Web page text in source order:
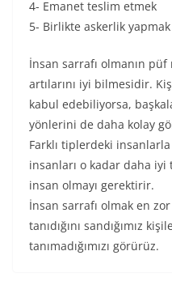
4- Emanet teslim etmek
5- Birlikte askerlik yapmak
İnsan sarrafı olmanın
artılarını iyi bilmesidir.
kabul edebiliyorsa,
yönlerini de daha kolay
Farklı tiplerdeki insanlarla
insanları o kadar daha
insan olmayı gerektirir.
İnsan sarrafı olmak en
tanıdığını sandığımız
tanımadığımızı görürüz.